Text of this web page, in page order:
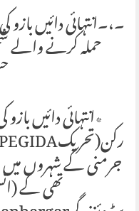
۔،۔انتہائی دائیں
حملہ کرنے والے
٭انتہائی دائیں
جرمنی کے شہروں میں